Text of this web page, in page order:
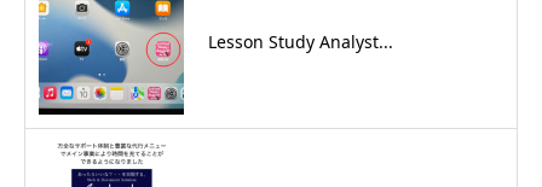
Lesson Study Analyst...